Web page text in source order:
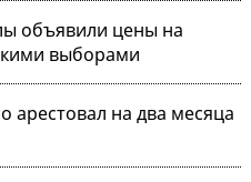
объявили цены на
выборами
арестовал на два месяца